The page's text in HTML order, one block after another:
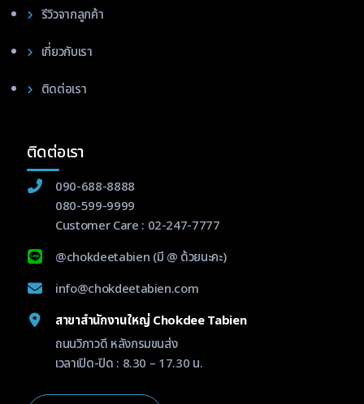
รีวิวจากลูกค้า
เกี่ยวกับเรา
ติดต่อเรา
ติดต่อเรา
090-688-8888
080-599-9999
Customer Care : 02-247-7777
@chokdeetabien (มี @ ด้วยนะคะ)
info@chokdeetabien.com
สาขาสำนักงานใหญ่ Chokdee Tabien
ถนนวิภาวดี หลังกรมขนส่ง
เวลาเปิด-ปิด : 8.30 – 17.30 น.